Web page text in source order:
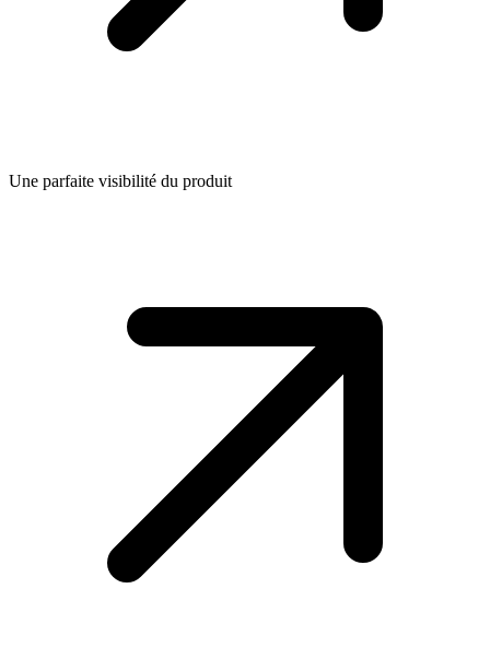
Une parfaite visibilité du produit